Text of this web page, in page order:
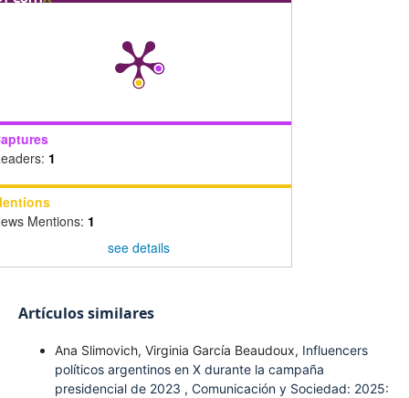
1
Mentions: 1
see details
Artículos similares
Ana Slimovich, Virginia García Beaudoux, Influencers
políticos argentinos en X durante la campaña
presidencial de 2023 , Comunicación y Sociedad: 2025: